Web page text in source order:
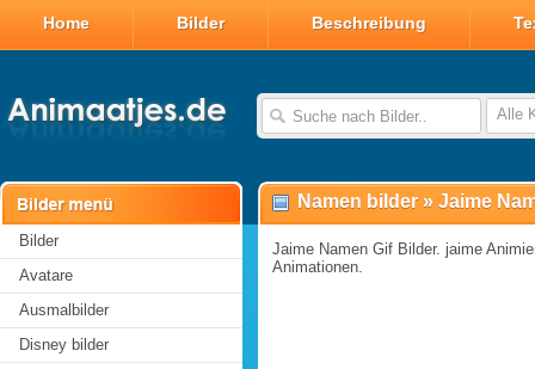
Home Bilder Beschreibung
Alle
Bilder
Avatare
Ausmalbilder
Disney bilder
Namen bilder » Jaime
Jaime Namen Gif Bilder. jaime
Animationen.